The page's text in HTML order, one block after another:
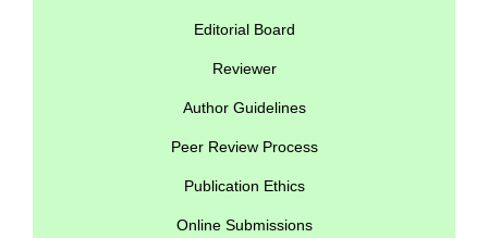
Editorial Board
Reviewer
Author Guidelines
Peer Review Process
Publication Ethics
Online Submissions